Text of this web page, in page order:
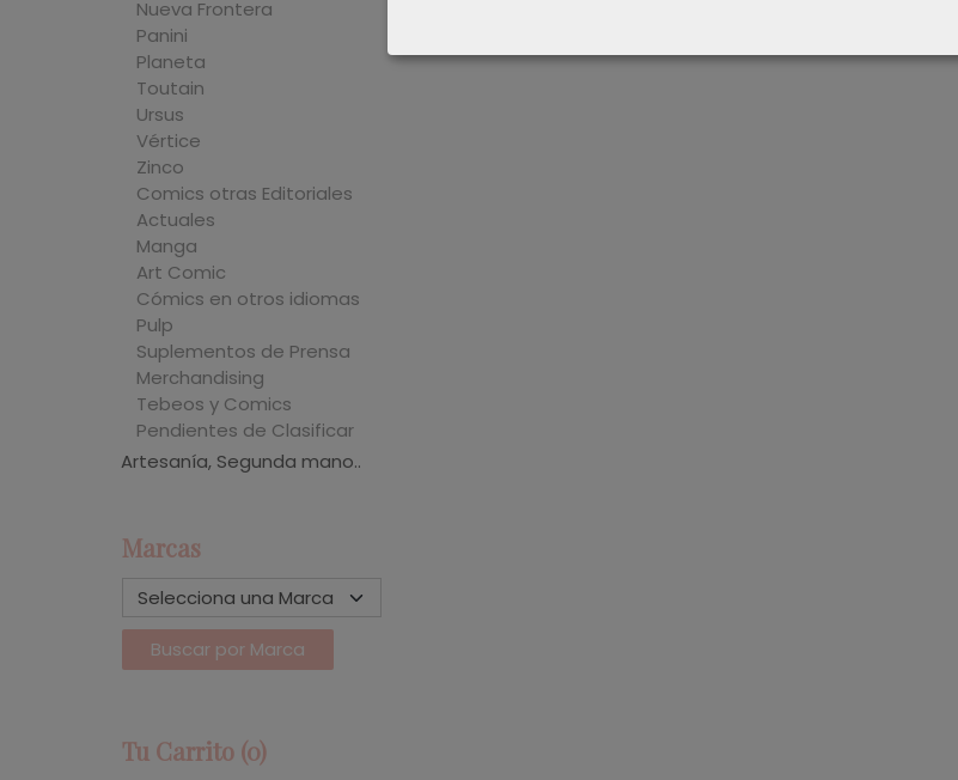
Nueva Frontera
Panini
Planeta
Toutain
Ursus
Vértice
Zinco
Comics otras Editoriales
Actuales
Manga
Art Comic
Cómics en otros idiomas
Pulp
Suplementos de Prensa
Merchandising
Tebeos y Comics
Pendientes de Clasificar
Artesanía, Segunda mano..
Marcas
Tu Carrito (0)